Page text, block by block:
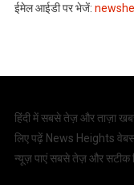
ईमेल आईडी पर भेजें:
हिंदी में सबसे तेज़ और ताज़ा
लिए पढ़ें News Heights
न्यूज़ पाएं सबसे तेज़ और सटीक